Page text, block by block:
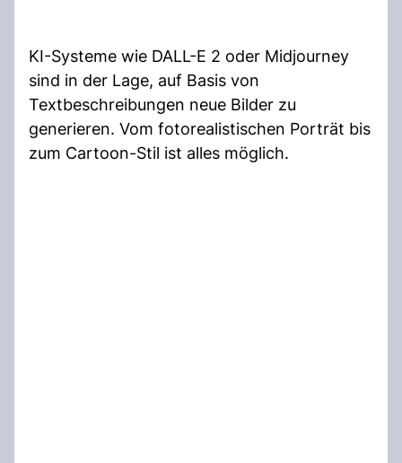
KI-Systeme wie DALL-E 2 oder Midjourney
sind in der Lage, auf Basis von
Textbeschreibungen neue Bilder zu
generieren. Vom fotorealistischen Porträt bis
zum Cartoon-Stil ist alles möglich.